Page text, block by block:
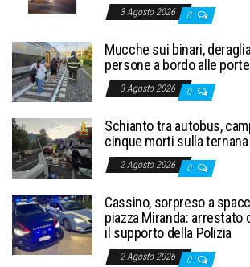
3 Agosto 2026 0
Mucche sui binari,
persone a bordo alle
3 Agosto 2026 0
Schianto tra autobus,
cinque morti sulla ternana
2 Agosto 2026 0
Cassino, sorpreso a
piazza Miranda: arrestato
il supporto della Polizia
2 Agosto 2026 0